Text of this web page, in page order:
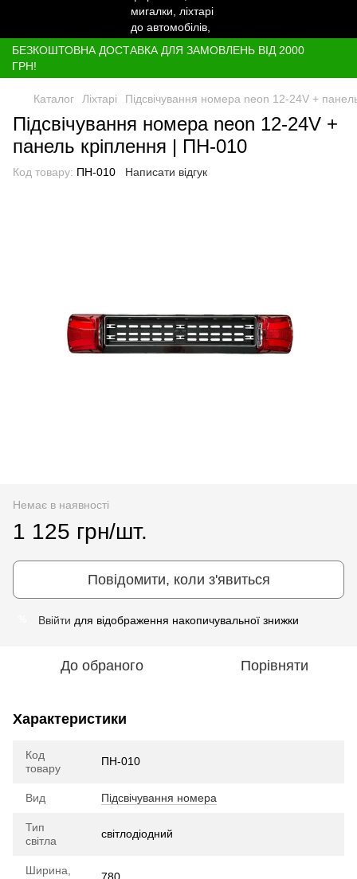
БЕЗКОШТОВНА ДОСТАВКА ДЛЯ ЗАМОВЛЕНЬ ВІД 2000
ГРН!
Каталог Ліхтарі Підсвічування номера neon 12-24V +
Підсвічування номера neon 12-24V +
панель кріплення | ПН-010
Код товару: ПН-010 Написати відгук
Немає в наявності
1 125 грн/шт.
Повідомити, коли з'явиться
Ввійти для відображення накопичувальної знижки
До обраного Порівняти
Характеристики
Код
товару
ПН-010
Вид Підсвічування номера
Тип
світла
cвітлодіодний
Ширина,
780